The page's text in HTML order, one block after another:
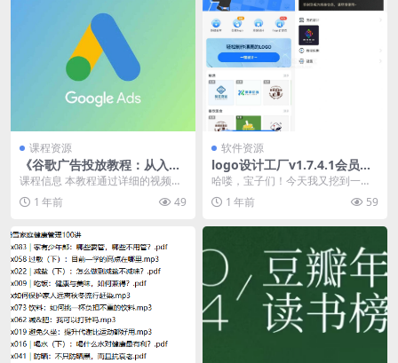
课程资源
《谷歌广告投放教程：从入门
到精通的实战指南》
课程信息 本教程通过详细的视频教
学，系统讲解了谷歌广告投放的全
流程操作，从谷歌账...
1 年前 49
软件资源
logo设计工厂v1.7.4.1会员
版，一键搞定图片处理和创意
设计
哈喽，宝子们！今天我又挖到一款
神器 ——Logo 设计工厂（安
卓）。不管你是在搞...
1 年前 59